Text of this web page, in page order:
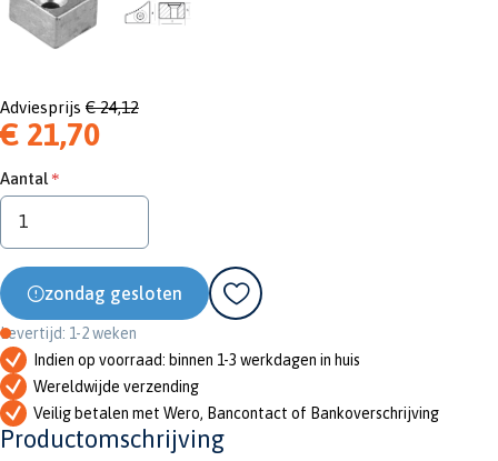
Adviesprijs € 24,12
€ 21,70
Aantal
zondag gesloten
Levertijd: 1-2 weken
Indien op voorraad: binnen 1-3 werkdagen in huis
Wereldwijde verzending
Veilig betalen met Wero, Bancontact of Bankoverschrijving
Productomschrijving